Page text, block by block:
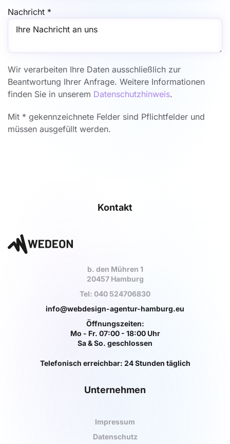
Nachricht *
Wir verarbeiten Ihre Daten ausschließlich zur
Beantwortung Ihrer Anfrage. Weitere Informationen
finden Sie in unserem Datenschutzhinweis.
Mit * gekennzeichnete Felder sind Pflichtfelder und
müssen ausgefüllt werden.
Kontakt
b. den Mühren 1
20457 Hamburg
Tel: 040 524706830
info@webdesign-agentur-hamburg.eu
Öffnungszeiten:
Mo - Fr. 07:00 - 18:00 Uhr
Sa & So. geschlossen
Telefonisch erreichbar: 24 Stunden täglich
Unternehmen
Impressum
Datenschutz